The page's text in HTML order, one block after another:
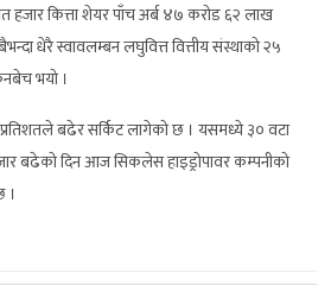
कित्ता शेयर पाँच अर्ब ४७ करोड ६२ लाख
धेरै स्वावलम्बन लघुवित्त वित्तीय संस्थाको २५
भयो ।
बढेर सर्किट लागेको छ । यसमध्ये ३० वटा
बढेको दिन आज सिकलेस हाइड्रोपावर कम्पनीको
।